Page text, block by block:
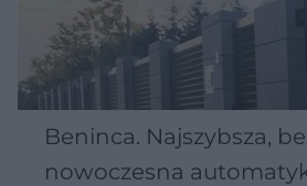
Beninca. Najszybsza,
nowoczesna